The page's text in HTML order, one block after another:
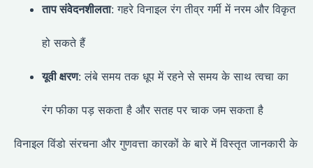
ताप संवेदनशीलता: गहरे विनाइल रंग तीव्र गर्मी में नरम और विकृत
हो सकते हैं
यूवी क्षरण: लंबे समय तक धूप में रहने से समय के साथ त्वचा का
रंग फीका पड़ सकता है और सतह पर चाक जम सकता है
विनाइल विंडो संरचना और गुणवत्ता कारकों के बारे में विस्तृत जानकारी के